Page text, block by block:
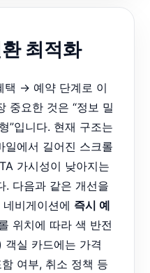
최적화
→ 예약 단계로 이
중요한 것은 “정보 밀
”입니다. 현재 구조는
일에서 길어진 스크롤
가시성이 낮아지는
. 다음과 같은 개선을
비게이션에 즉시 예
위치에 따라 색 반전
객실 카드에는 가격
여부, 취소 정책 등